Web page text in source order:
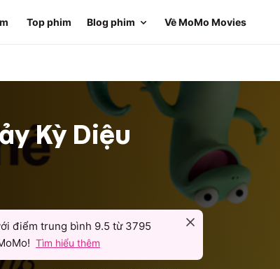
Top phim Blog phim Về MoMo Movies
Kỳ Diệu
điểm trung bình 9.5 từ 3795
Tìm hiểu thêm